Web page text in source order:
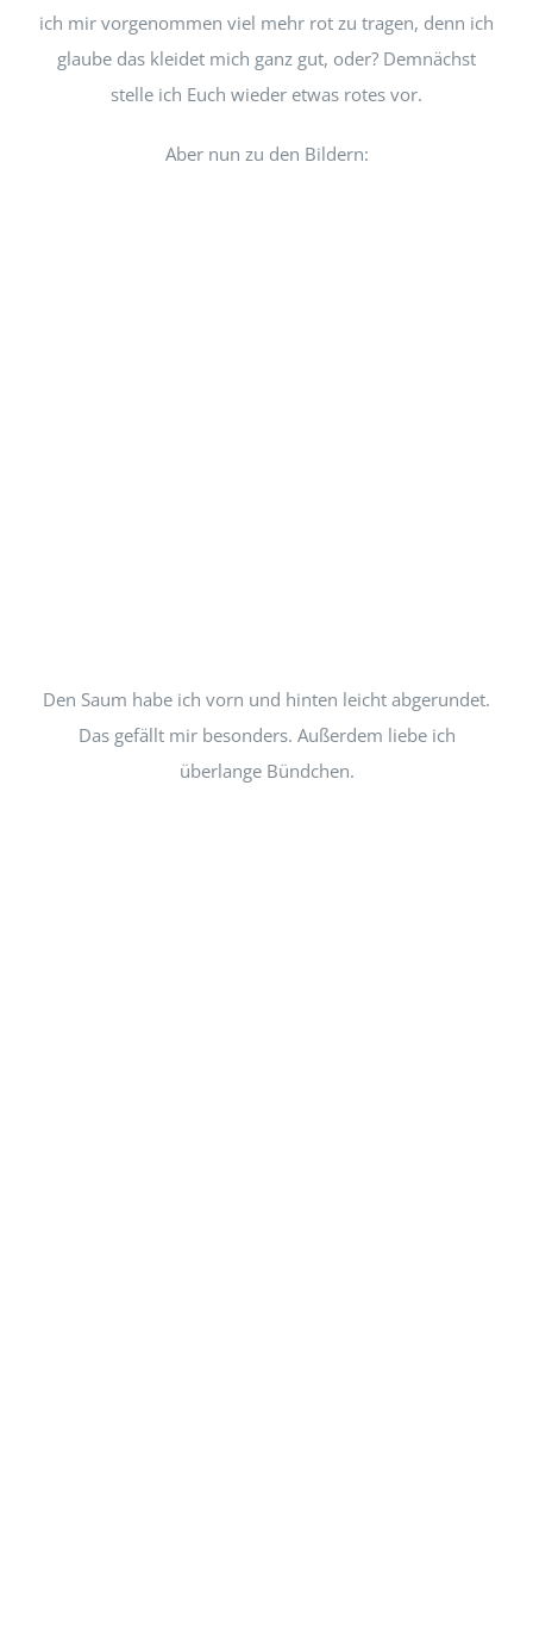
ich mir vorgenommen viel mehr rot zu tragen, denn ich
glaube das kleidet mich ganz gut, oder? Demnächst
stelle ich Euch wieder etwas rotes vor.
Aber nun zu den Bildern:
Den Saum habe ich vorn und hinten leicht abgerundet.
Das gefällt mir besonders. Außerdem liebe ich
überlange Bündchen.